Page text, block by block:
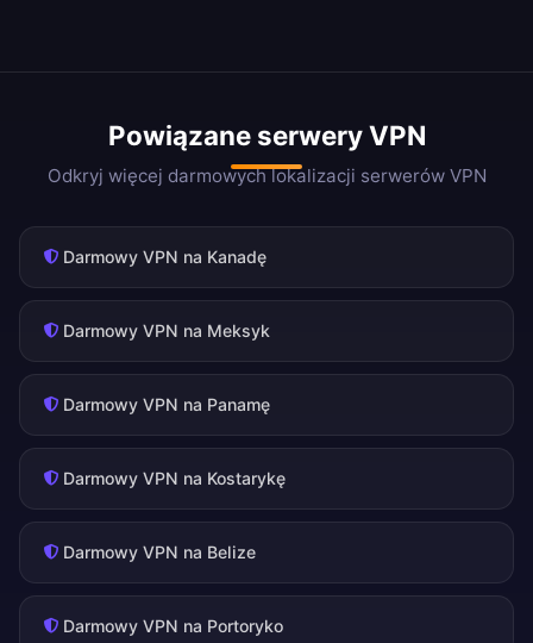
Powiązane serwery VPN
Odkryj więcej darmowych lokalizacji serwerów VPN
Darmowy VPN na Kanadę
Darmowy VPN na Meksyk
Darmowy VPN na Panamę
Darmowy VPN na Kostarykę
Darmowy VPN na Belize
Darmowy VPN na Portoryko